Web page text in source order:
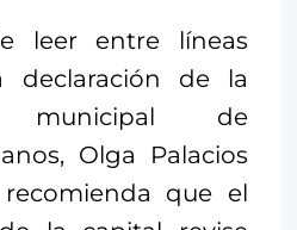
leer entre líneas
declaración de la
municipal de
Olga Palacios
que el